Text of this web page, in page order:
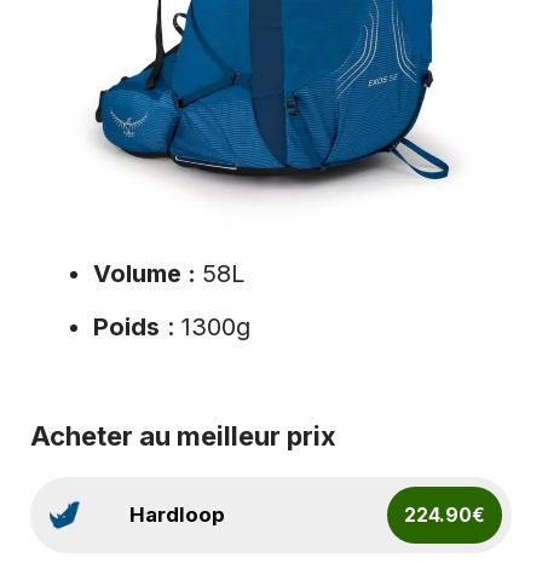
Volume : 58L
Poids : 1300g
Acheter au meilleur prix
Hardloop 224.90€